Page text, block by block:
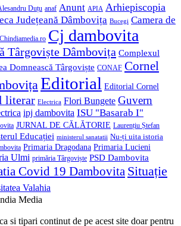
Duțu anaf Anunt APIA Arhiepiscopia
Județeană Dâmbovița Bucegi Camera de
Chindiamedia.ro Cj dambovita
Târgoviște Dâmbovița Complexul
Domnească Târgoviște CONAF Cornel
Editorial Editorial Cornel
literar Electrica Flori Bungete Guvern
ipj dambovita ISU "Basarab I"
JURNAL DE CĂLĂTORIE Laurențiu Ștefan
Educației ministerul sanatatii Nu-ți uita istoria
Primaria Dragodana Primaria Lucieni
Ulmi primăria Târgoviște PSD Dambovita
Covid 19 Dambovita Situație
Valahia
Media
si tipari continut de pe acest site doar pentru